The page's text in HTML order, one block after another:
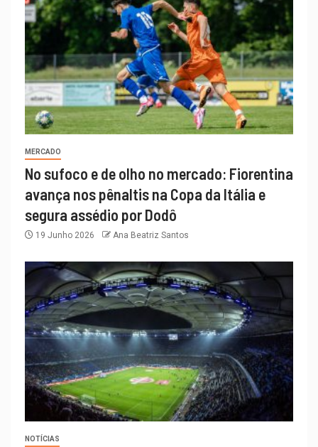
MERCADO
No sufoco e de olho no mercado: Fiorentina
avança nos pênaltis na Copa da Itália e
segura assédio por Dodô
19 Junho 2026 Ana Beatriz Santos
NOTÍCIAS